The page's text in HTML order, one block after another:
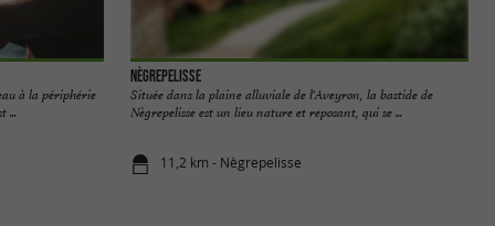
à la périphérie
...
Nègrepelisse
Située dans la plaine alluviale de l'Aveyron, la bastide de
Nègrepelisse est un lieu nature et reposant, qui se ...
11,2 km - Nègrepelisse